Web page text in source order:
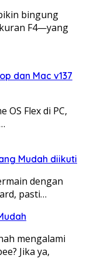
bingung
F4—yang
dan Mac v137
OS Flex di PC,
Mudah diikuti
dengan
pasti…
mengalami
Jika ya,